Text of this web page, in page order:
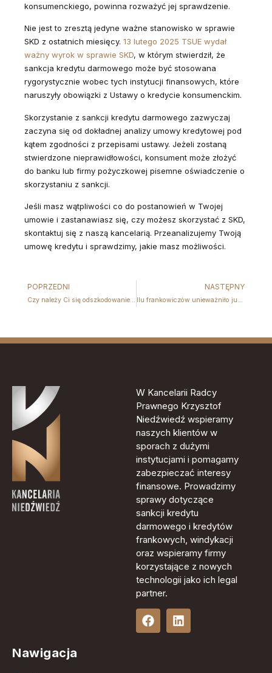
konsumenckiego, powinna rozważyć jej sprawdzenie.
Nie jest to zresztą jedyne ważne stanowisko w sprawie
SKD z ostatnich miesięcy. 13 lutego 2025 TSUE wydał
ważny wyrok w sprawie SKD, w którym stwierdził, że
sankcja kredytu darmowego może być stosowana
rygorystycznie wobec tych instytucji finansowych, które
naruszyły obowiązki z Ustawy o kredycie konsumenckim.
Skorzystanie z sankcji kredytu darmowego zazwyczaj
zaczyna się od dokładnej analizy umowy kredytowej pod
kątem zgodności z przepisami ustawy. Jeżeli zostaną
stwierdzone nieprawidłowości, konsument może złożyć
do banku lub firmy pożyczkowej pisemne oświadczenie o
skorzystaniu z sankcji.
Jeśli masz wątpliwości co do postanowień w Twojej
umowie i zastanawiasz się, czy możesz skorzystać z SKD,
skontaktuj się z naszą kancelarią. Przeanalizujemy Twoją
umowę kredytu i sprawdzimy, jakie masz możliwości.
POPRZEDNI
Czy należy Ci się odszkodowanie za służebność przesyłu na Twojej nieruchomości? – wyrok TK z 2 grudnia 2025 r. jednoznacznie rozstrzyga sprawę!
NASTĘPNY
Ilu frankowiczów unieważniło już swoje umowy kredytowe? Co mówią statystyki?
W Kancelarii Radcy
Prawnego Krzysztof
Niedźwiedź wspieramy
naszych klientów w
sporach z dużymi
instytucjami i pomagamy
zabezpieczać interesy
finansowe. Prowadzimy
sprawy dotyczące
sankcji kredytu
darmowego i kredytów
frankowych, windykacji
oraz wspieramy firmy
korzystające z nowych
technologii jako ich legal
partner.
Nawigacja